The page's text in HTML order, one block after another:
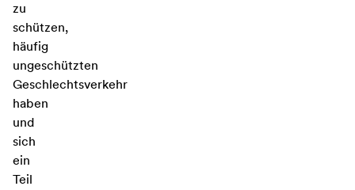
zu
schützen,
häufig
ungeschützten
Geschlechtsverkehr
haben
und
sich
ein
Teil